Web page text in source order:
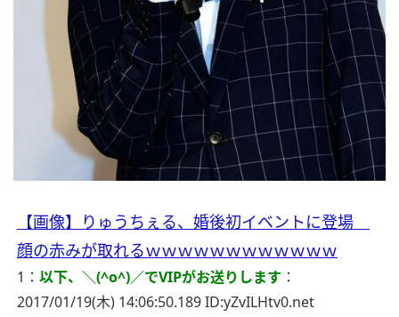
【画像】りゅうちぇる、婚後初イベントに登場
顔の赤みが取れるｗｗｗｗｗｗｗｗｗｗｗｗ
1： 以下、＼(^o^)／でVIPがお送りします ：
2017/01/19(木) 14:06:50.189 ID:yZvILHtv0.net